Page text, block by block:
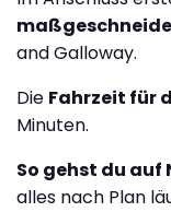
and Galloway.
Die Fahrzeit für
Minuten.
So gehst du auf
alles nach Plan